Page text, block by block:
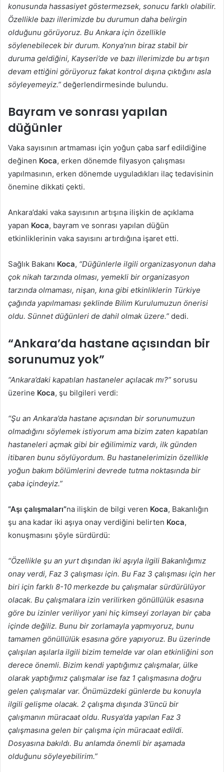
konusunda hassasiyet göstermezsek, sonucu farklı olabilir.
Özellikle bazı illerimizde bu durumun daha belirgin
olduğunu görüyoruz. Bu Ankara için özellikle
söylenebilecek bir durum. Konya’nın biraz stabil bir
duruma geldiğini, Kayseri’de ve bazı illerimizde bu artışın
devam ettiğini görüyoruz fakat kontrol dışına çıktığını asla
söyleyemeyiz.” değerlendirmesinde bulundu.
Bayram ve sonrası yapılan
düğünler
Vaka sayısının artmaması için yoğun çaba sarf edildiğine
değinen Koca, erken dönemde filyasyon çalışması
yapılmasının, erken dönemde uyguladıkları ilaç tedavisinin
önemine dikkati çekti.
Ankara’daki vaka sayısının artışına ilişkin de açıklama
yapan Koca, bayram ve sonrası yapılan düğün
etkinliklerinin vaka sayısını artırdığına işaret etti.
Sağlık Bakanı Koca, “Düğünlerle ilgili organizasyonun daha
çok nikah tarzında olması, yemekli bir organizasyon
tarzında olmaması, nişan, kına gibi etkinliklerin Türkiye
çağında yapılmaması şeklinde Bilim Kurulumuzun önerisi
oldu. Sünnet düğünleri de dahil olmak üzere.” dedi.
“Ankara’da hastane açısından bir
sorunumuz yok”
“Ankara’daki kapatılan hastaneler açılacak mı?” sorusu
üzerine Koca, şu bilgileri verdi:
“Şu an Ankara’da hastane açısından bir sorunumuzun
olmadığını söylemek istiyorum ama bizim zaten kapatılan
hastaneleri açmak gibi bir eğilimimiz vardı, ilk günden
itibaren bunu söylüyordum. Bu hastanelerimizin özellikle
yoğun bakım bölümlerini devrede tutma noktasında bir
çaba içindeyiz.”
“Aşı çalışmaları”na ilişkin de bilgi veren Koca, Bakanlığın
şu ana kadar iki aşıya onay verdiğini belirten Koca,
konuşmasını şöyle sürdürdü:
“Özellikle şu an yurt dışından iki aşıyla ilgili Bakanlığımız
onay verdi, Faz 3 çalışması için. Bu Faz 3 çalışması için her
biri için farklı 8-10 merkezde bu çalışmalar sürdürülüyor
olacak. Bu çalışmalara izin verilirken gönüllülük esasına
göre bu izinler veriliyor yani hiç kimseyi zorlayan bir çaba
içinde değiliz. Bunu bir zorlamayla yapmıyoruz, bunu
tamamen gönüllülük esasına göre yapıyoruz. Bu üzerinde
çalışılan aşılarla ilgili bizim temelde var olan etkinliğini son
derece önemli. Bizim kendi yaptığımız çalışmalar, ülke
olarak yaptığımız çalışmalar ise faz 1 çalışmasına doğru
gelen çalışmalar var. Önümüzdeki günlerde bu konuyla
ilgili gelişme olacak. 2 çalışma dışında 3’üncü bir
çalışmanın müracaat oldu. Rusya’da yapılan Faz 3
çalışmasına gelen bir çalışma için müracaat edildi.
Dosyasına bakıldı. Bu anlamda önemli bir aşamada
olduğunu söyleyebilirim.”